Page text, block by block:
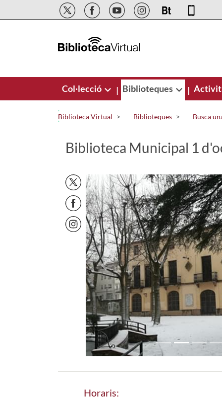
Salta al contingut principal
Col·lecció | Biblioteques |
Biblioteca Virtual Biblioteques Busca
Biblioteca Municipal 1
Previous
Horaris: